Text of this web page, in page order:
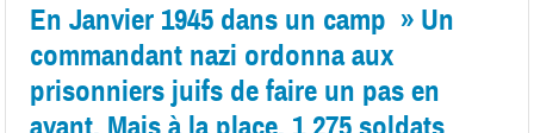
En Janvier 1945 dans un camp » Un
commandant nazi ordonna aux
prisonniers juifs de faire un pas en